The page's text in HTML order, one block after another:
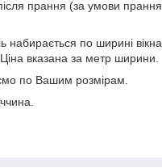
прання (за умови
набирається по ширині
вказана за метр ширини.
по Вашим розмірам.